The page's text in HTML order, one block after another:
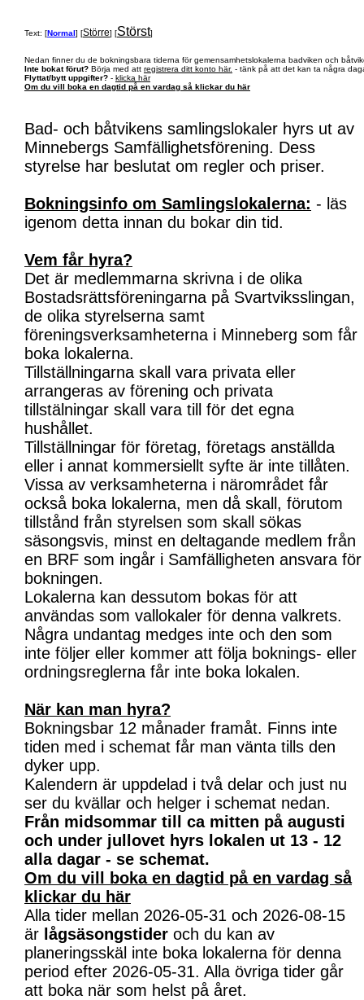
Text: [Normal] [Större] [Störst]
Nedan finner du de bokningsbara tiderna för gemensamhetslokalerna badviken och
Inte bokat förut? Börja med att registrera ditt konto här. - tänk på att det kan ta några
Flyttat/bytt uppgifter? - klicka här
Om du vill boka en dagtid på en vardag så klickar du här
Bad- och båtvikens samlingslokaler hyrs ut av
Minnebergs Samfällighetsförening. Dess
styrelse har beslutat om regler och priser.
Bokningsinfo om Samlingslokalerna: - läs
igenom detta innan du bokar din tid.
Vem får hyra?
Det är medlemmarna skrivna i de olika
Bostadsrättsföreningarna på Svartviksslingan,
de olika styrelserna samt
föreningsverksamheterna i Minneberg som får
boka lokalerna.
Tillställningarna skall vara privata eller
arrangeras av förening och privata
tillstälningar skall vara till för det egna
hushållet.
Tillställningar för företag, företags anställda
eller i annat kommersiellt syfte är inte tillåten.
Vissa av verksamheterna i närområdet får
också boka lokalerna, men då skall, förutom
tillstånd från styrelsen som skall sökas
säsongsvis, minst en deltagande medlem från
en BRF som ingår i Samfälligheten ansvara för
bokningen.
Lokalerna kan dessutom bokas för att
användas som vallokaler för denna valkrets.
Några undantag medges inte och den som
inte följer eller kommer att följa boknings- eller
ordningsreglerna får inte boka lokalen.
När kan man hyra?
Bokningsbar 12 månader framåt. Finns inte
tiden med i schemat får man vänta tills den
dyker upp.
Kalendern är uppdelad i två delar och just nu
ser du kvällar och helger i schemat nedan.
Från midsommar till ca mitten på augusti
och under jullovet hyrs lokalen ut 13 - 12
alla dagar - se schemat.
Om du vill boka en dagtid på en vardag så
klickar du här
Alla tider mellan 2026-05-31 och 2026-08-15
är lågsäsongstider och du kan av
planeringsskäl inte boka lokalerna för denna
period efter 2026-05-31. Alla övriga tider går
att boka när som helst på året.